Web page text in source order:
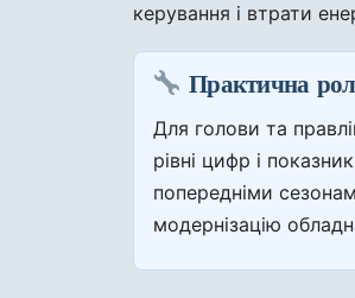
керування і втрати
Практична
Для голови та
рівні цифр і
попередніми
модернізацію